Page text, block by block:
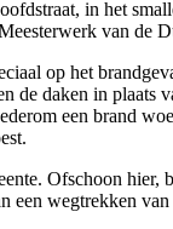
in het
van de
op het
de daken in plaats
een brand
Ofschoon hier,
een wegtrekken